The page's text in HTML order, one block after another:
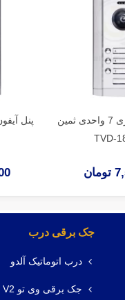
پنل آیفون تصویری 7 واحدی ثمین
جک برقی درب
درب اتوماتیک آلدو
جک برقی وی تو V2